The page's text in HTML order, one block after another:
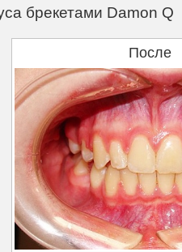
брекетами Damon Q
После